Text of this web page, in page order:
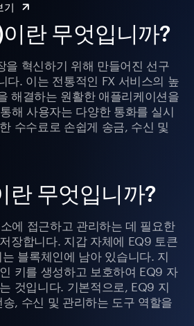
란 무엇입니까?
을 혁신하기 위해 만들어진 선구
다. 이는 전통적인 FX 서비스의 높
해결하는 원활한 애플리케이션을
해 사용자는 다양한 통화를 실시
수수료로 손쉽게 송금, 수신 및
란 무엇입니까?
에 접근하고 관리하는 데 필요한
장합니다. 지갑 자체에 EQ9 토큰
블록체인에 남아 있습니다. 지
키를 생성하고 보호하여 EQ9 자
것입니다. 기본적으로, EQ9 지
, 수신 및 관리하는 도구 역할을
기